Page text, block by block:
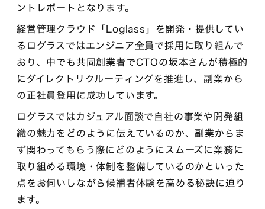
ントレポートとなります。
経営管理クラウド「Loglass」を開発・提供してい
るログラスではエンジニア全員で採用に取り組んで
おり、中でも共同創業者でCTOの坂本さんが積極的
にダイレクトリクルーティングを推進し、副業から
の正社員登用に成功しています。
ログラスではカジュアル面談で自社の事業や開発組
織の魅力をどのように伝えているのか、副業からま
ず関わってもらう際にどのようにスムーズに業務に
取り組める環境・体制を整備しているのかといった
点をお伺いしながら候補者体験を高める秘訣に迫り
ます。